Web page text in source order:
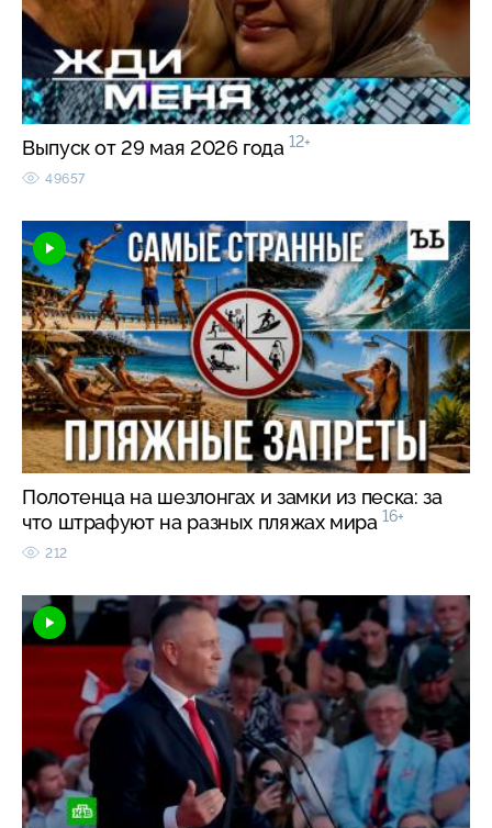
Выпуск от 29 мая 2026 года 12+
49657
Полотенца на шезлонгах и замки из песка: за
что штрафуют на разных пляжах мира 16+
212